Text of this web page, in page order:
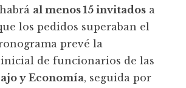
al menos 15 invitados a
los pedidos superaban el
prevé la
de funcionarios de las
y Economía, seguida por